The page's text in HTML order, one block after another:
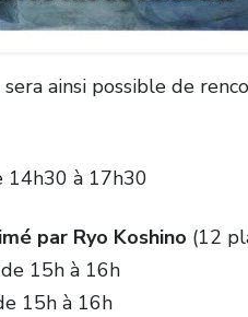
ainsi possible de
14h30 à 17h30
par Ryo Koshino (12
15h à 16h
15h à 16h